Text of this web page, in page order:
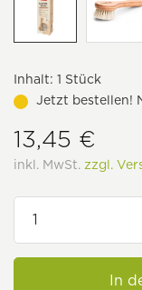
Inhalt: 1 Stück
Jetzt bestellen!
13,45 €
inkl. MwSt. zzgl.
In